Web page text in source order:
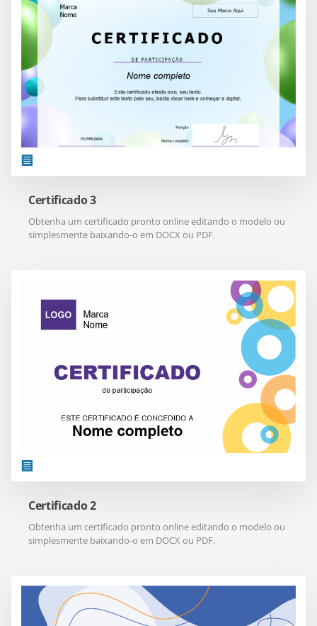
Certificado 3
Obtenha um certificado pronto online editando o modelo ou
simplesmente baixando-o em DOCX ou PDF.
Certificado 2
Obtenha um certificado pronto online editando o modelo ou
simplesmente baixando-o em DOCX ou PDF.